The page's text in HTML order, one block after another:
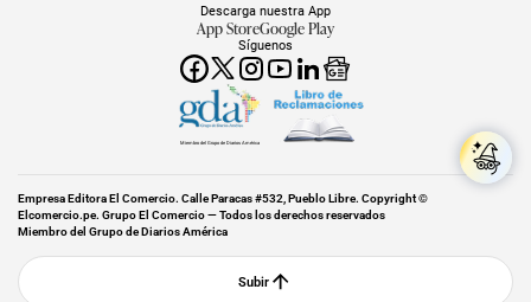
Síguenos
Descarga nuestra App
App StoreGoogle Play
Miembro del Grupo de Diarios América
Empresa Editora El Comercio. Calle Paracas #532, Pueblo Libre. Copyright ©
Elcomercio.pe. Grupo El Comercio — Todos los derechos reservados
Miembro del Grupo de Diarios América
Subir